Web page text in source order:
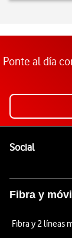
Ponte al día
SocialEnlaces
Fibra y móvil
Fibra y 2 líneas